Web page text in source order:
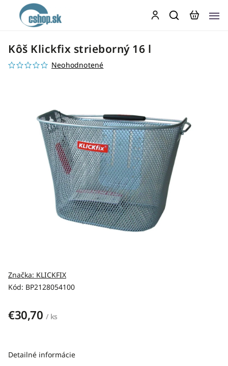
Kôš Klickfix strieborný 16 l
Neohodnotené
Kód: BP2128054100
Značka: KLICKFIX
€30,70 / ks
Detailné informácie